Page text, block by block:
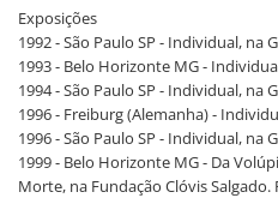
Exposições
1992 - São Paulo SP - Individual, na
1993 - Belo Horizonte MG -
1994 - São Paulo SP - Individual, na
1996 - Freiburg (Alemanha) -
1996 - São Paulo SP - Individual, na
1999 - Belo Horizonte MG - Da
Morte, na Fundação Clóvis Salgado.